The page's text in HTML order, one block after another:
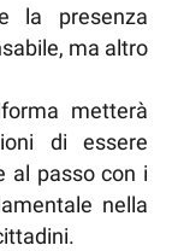
la presenza
ma altro
metterà
di essere
al passo con i
nella